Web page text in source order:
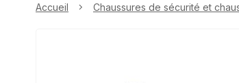
Accueil Chaussures de sécurité et